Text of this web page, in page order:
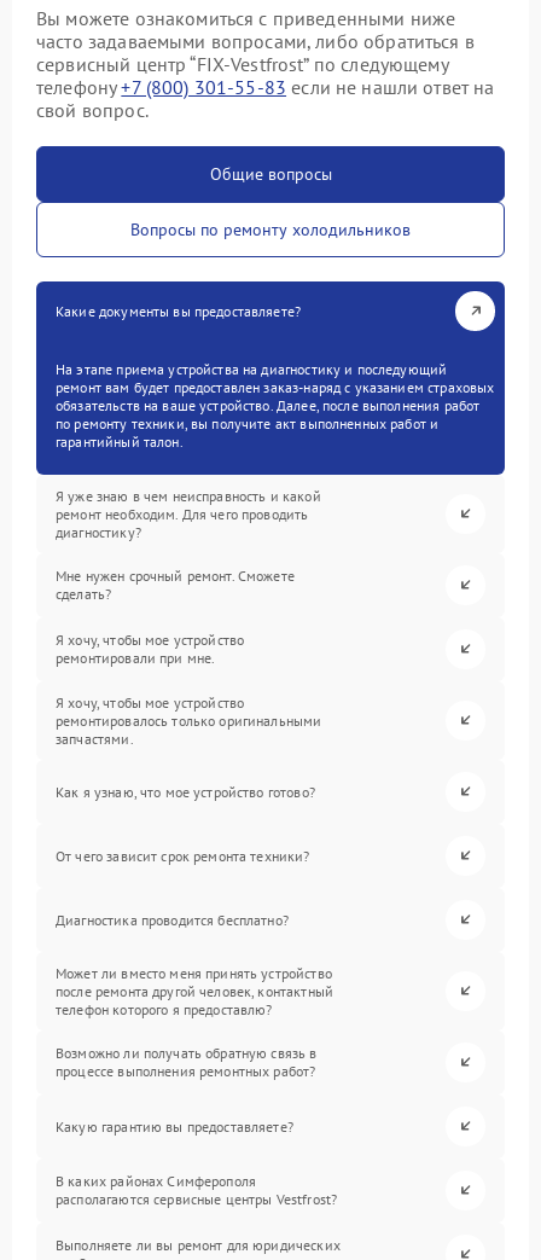
Вы можете ознакомиться с приведенными ниже
часто задаваемыми вопросами, либо обратиться в
сервисный центр “FIX-Vestfrost” по следующему
телефону+7 (800) 301-55-83 если не нашли ответ на
свой вопрос.
Общие вопросы
Вопросы по ремонту холодильников
Какие документы вы предоставляете?
На этапе приема устройства на диагностику и последующий
ремонт вам будет предоставлен заказ-наряд с указанием страховых
обязательств на ваше устройство. Далее, после выполнения работ
по ремонту техники, вы получите акт выполненных работ и
гарантийный талон.
Я уже знаю в чем неисправность и какой
ремонт необходим. Для чего проводить
диагностику?
Мне нужен срочный ремонт. Сможете
сделать?
Я хочу, чтобы мое устройство
ремонтировали при мне.
Я хочу, чтобы мое устройство
ремонтировалось только оригинальными
запчастями.
Как я узнаю, что мое устройство готово?
От чего зависит срок ремонта техники?
Диагностика проводится бесплатно?
Может ли вместо меня принять устройство
после ремонта другой человек, контактный
телефон которого я предоставлю?
Возможно ли получать обратную связь в
процессе выполнения ремонтных работ?
Какую гарантию вы предоставляете?
В каких районах Симферополя
располагаются сервисные центры Vestfrost?
Выполняете ли вы ремонт для юридических